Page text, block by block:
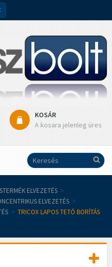
KOSÁR
A kosara jelenleg üres
ELVEZETÉS >
ELVEZETÉS >
> TRICOX LAPOS TETŐ BORÍTÁS